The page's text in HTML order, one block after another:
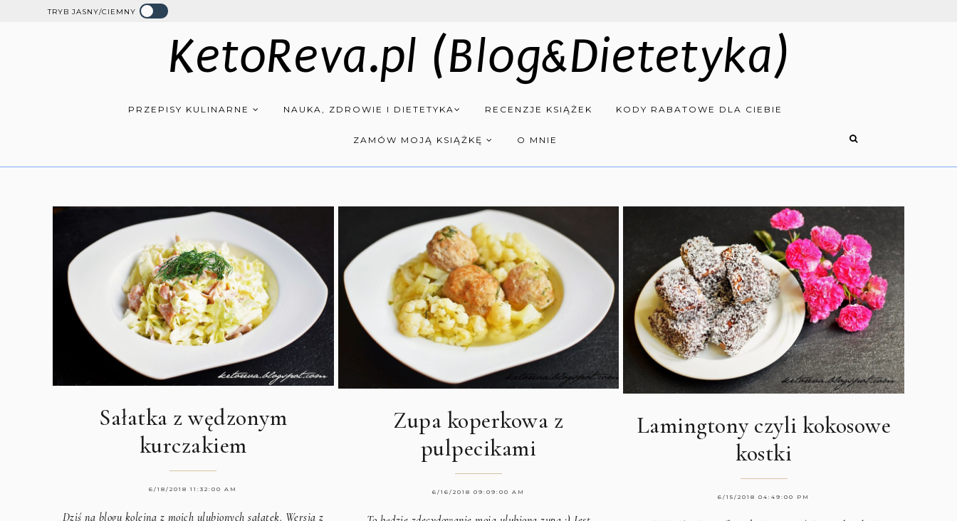
TRYB JASNY/CIEMNY
KetoReva.pl (Blog&Dietetyka)
PRZEPISY KULINARNE NAUKA, ZDROWIE I DIETETYKA RECENZJE KSIĄŻEK KODY RABATOWE DLA CIEBIE
ZAMÓW MOJĄ KSIĄŻKĘ O MNIE
Sałatka z wędzonym
kurczakiem
6/18/2018 11:32:00 AM
Dziś na blogu kolejna z moich ulubionych sałatek. Wersja z
Zupa koperkowa z
pulpecikami
6/16/2018 09:09:00 AM
Lamingtony czyli kokosowe
kostki
6/15/2018 04:49:00 PM